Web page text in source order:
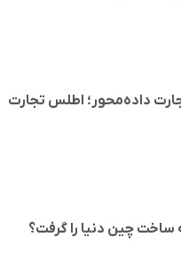
داده‌محور؛ اطلس تجارت
چین دنیا را گرفت؟